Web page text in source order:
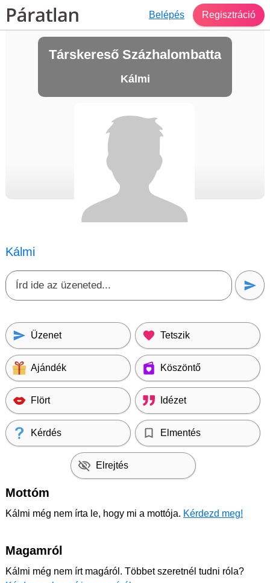
Belépés Regisztráció
Társkereső Százhalombatta
Kálmi
Kálmi
Üzenet Tetszik
Ajándék Köszöntő
Flört Idézet
Kérdés Elmentés
Elrejtés
Mottóm
Kálmi még nem írta le, hogy mi a mottója. Kérdezd meg!
Magamról
Kálmi még nem írt magáról. Többet szeretnél tudni róla?